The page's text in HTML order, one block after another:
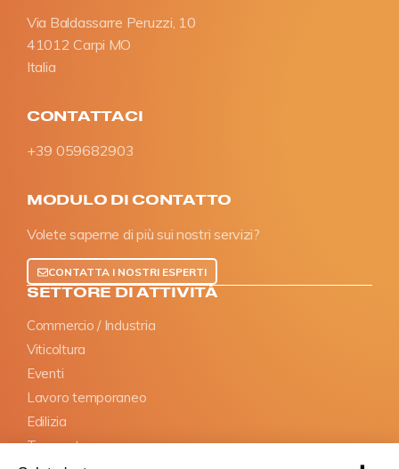
Via Baldassarre Peruzzi, 10
41012 Carpi MO
Italia
CONTATTACI
+39 059682903
MODULO DI CONTATTO
Volete saperne di più sui nostri servizi?
CONTATTA I NOSTRI ESPERTI
SETTORE DI ATTIVITÀ
Commercio / Industria
Viticoltura
Eventi
Lavoro temporaneo
Edilizia
Trasporto